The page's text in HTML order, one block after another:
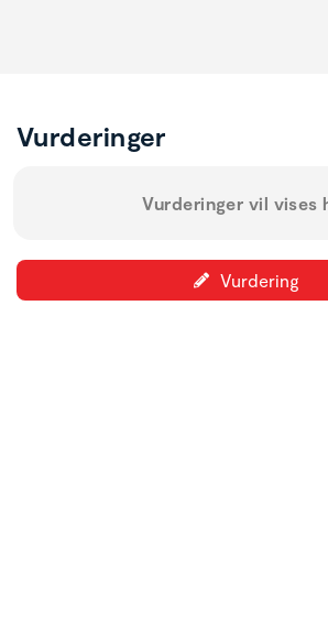
Vurderinger
Vurderinger vil vises
Vurdering